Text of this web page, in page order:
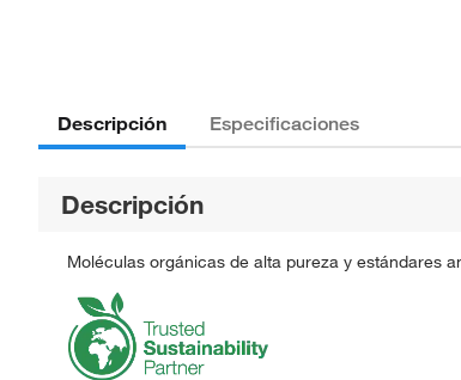
Descripción Especificaciones
Descripción
Moléculas orgánicas de alta pureza y estándares